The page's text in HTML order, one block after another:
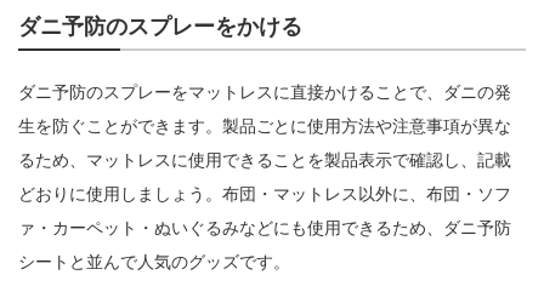
ダニ予防のスプレーをかける
ダニ予防のスプレーをマットレスに直接かけることで、ダニの発
生を防ぐことができます。製品ごとに使用方法や注意事項が異な
るため、マットレスに使用できることを製品表示で確認し、記載
どおりに使用しましょう。布団・マットレス以外に、布団・ソフ
ァ・カーペット・ぬいぐるみなどにも使用できるため、ダニ予防
シートと並んで人気のグッズです。